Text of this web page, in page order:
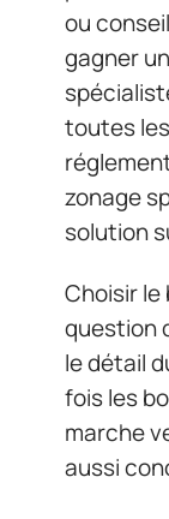
ou
gagner
toutes
zonage
solution
Choisir le
question
le détail
fois les
marche
aussi